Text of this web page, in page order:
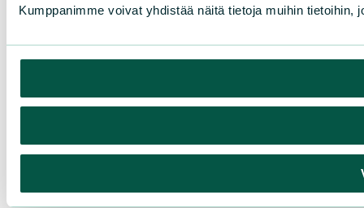
Kumppanimme voivat yhdistää näitä tietoja muihin tietoihin,